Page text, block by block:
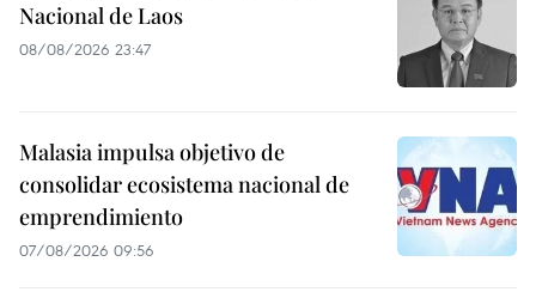
Nacional de Laos
08/08/2026 23:47
Malasia impulsa objetivo de
consolidar ecosistema nacional de
emprendimiento
07/08/2026 09:56